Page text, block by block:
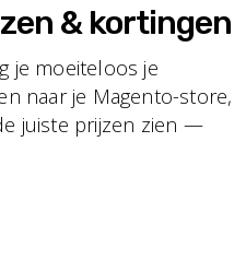
& kortingen
je moeiteloos je
naar je Magento-store,
juiste prijzen zien —